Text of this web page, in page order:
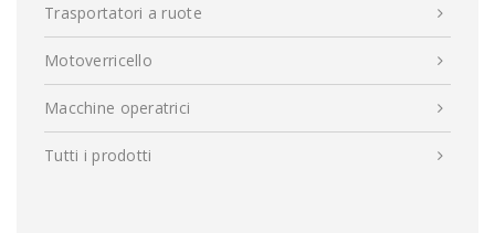
Trasportatori a ruote
Motoverricello
Macchine operatrici
Tutti i prodotti